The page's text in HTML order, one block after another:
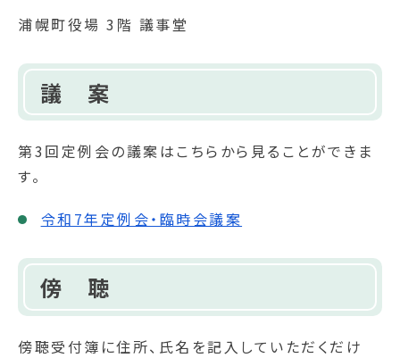
浦幌町役場 3階 議事堂
議 案
第3回定例会の議案はこちらから見ることができま
す。
令和7年定例会・臨時会議案
傍 聴
傍聴受付簿に住所、氏名を記入していただくだけ